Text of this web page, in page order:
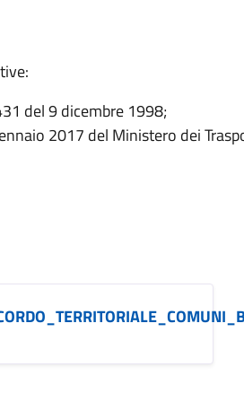
del 9 dicembre 1998;
2017 del Ministero dei